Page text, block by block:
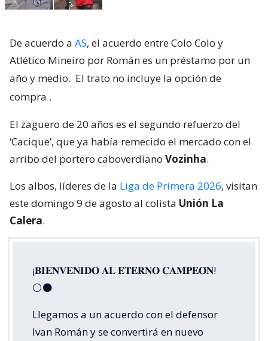
De acuerdo a AS, el acuerdo entre Colo Colo y
Atlético Mineiro por Román es un préstamo por un
año y medio. El trato no incluye la opción de
compra .
El zaguero de 20 años es el segundo refuerzo del
‘Cacique’, que ya había remecido el mercado con el
arribo del portero caboverdiano Vozinha.
Los albos, líderes de la Liga de Primera 2026, visitan
este domingo 9 de agosto al colista Unión La
Calera.
¡𝐁𝐈𝐄𝐍𝐕𝐄𝐍𝐈𝐃𝐎 𝐀𝐋 𝐄𝐓𝐄𝐑𝐍𝐎 𝐂𝐀𝐌𝐏𝐄𝐎́𝐍!
⚪⚫
Llegamos a un acuerdo con el defensor
Ivan Román y se convertirá en nuevo